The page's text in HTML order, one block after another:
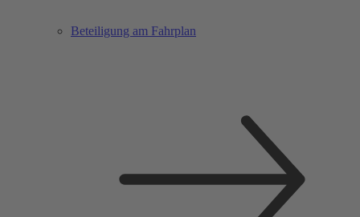
Beteiligung am Fahrplan